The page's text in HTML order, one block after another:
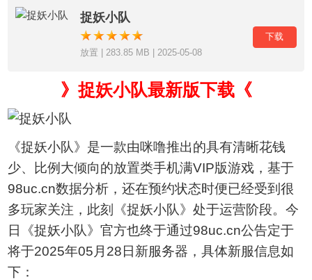
捉妖小队
放置 | 283.85 MB | 2025-05-08
下载
》捉妖小队最新版下载《
《捉妖小队》是一款由咪噜推出的具有清晰花钱
少、比例大倾向的放置类手机满VIP版游戏，基于
98uc.cn数据分析，还在预约状态时便已经受到很
多玩家关注，此刻《捉妖小队》处于运营阶段。今
日《捉妖小队》官方也终于通过98uc.cn公告定于
将于2025年05月28日新服务器，具体新服信息如
下：